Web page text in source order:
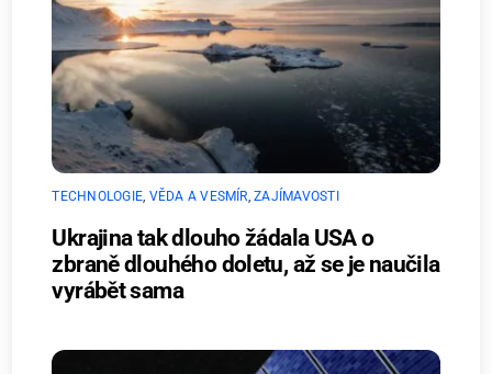
TECHNOLOGIE, VĚDA A VESMÍR,ZAJÍMAVOSTI
Ukrajina tak dlouho žádala USA o
zbraně dlouhého doletu, až se je naučila
vyrábět sama